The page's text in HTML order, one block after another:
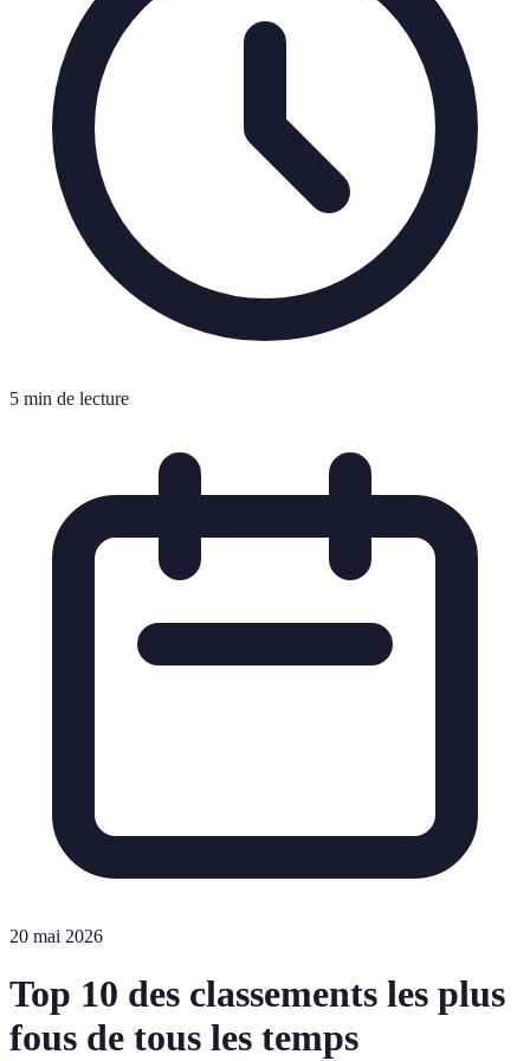
5 min de lecture
20 mai 2026
Top 10 des classements les plus
fous de tous les temps